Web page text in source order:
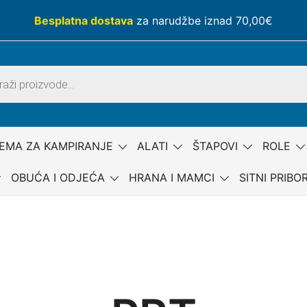
Besplatna dostavaza narudžbe iznad 70,00€
ZA KAMPIRANJE ALATI ŠTAPOVI ROLE
OBUĆA I ODJEĆA HRANA I MAMCI SITNI